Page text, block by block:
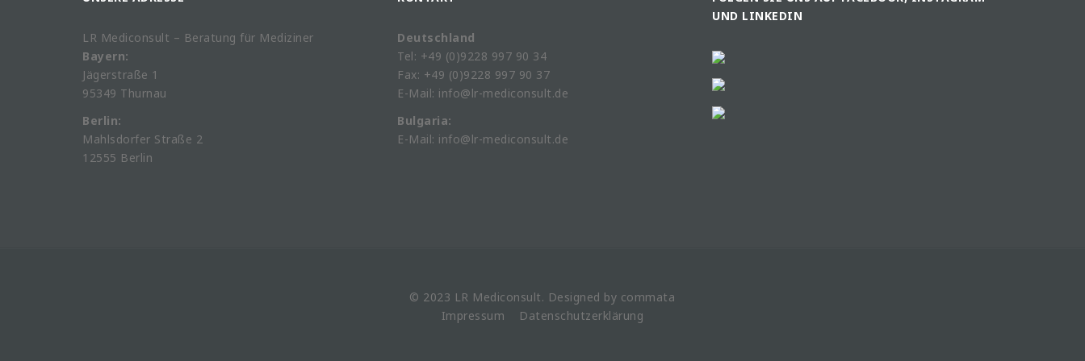
LR Mediconsult – Beratung für Mediziner
Bayern:
Jägerstraße 1
95349 Thurnau
Berlin:
Mahlsdorfer Straße 2
12555 Berlin
Deutschland
Tel: +49 (0)9228 997 90 34
Fax: +49 (0)9228 997 90 37
E-Mail: info@lr-mediconsult.de
Bulgaria:
E-Mail: info@lr-mediconsult.de
UND LINKEDIN
© 2023 LR Mediconsult. Designed by commata
Impressum
Datenschutzerklärung